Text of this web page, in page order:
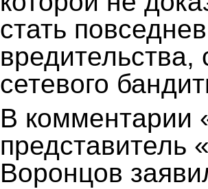
стать
вредительства,
сетевого
В комментарии
представитель
Воронцов